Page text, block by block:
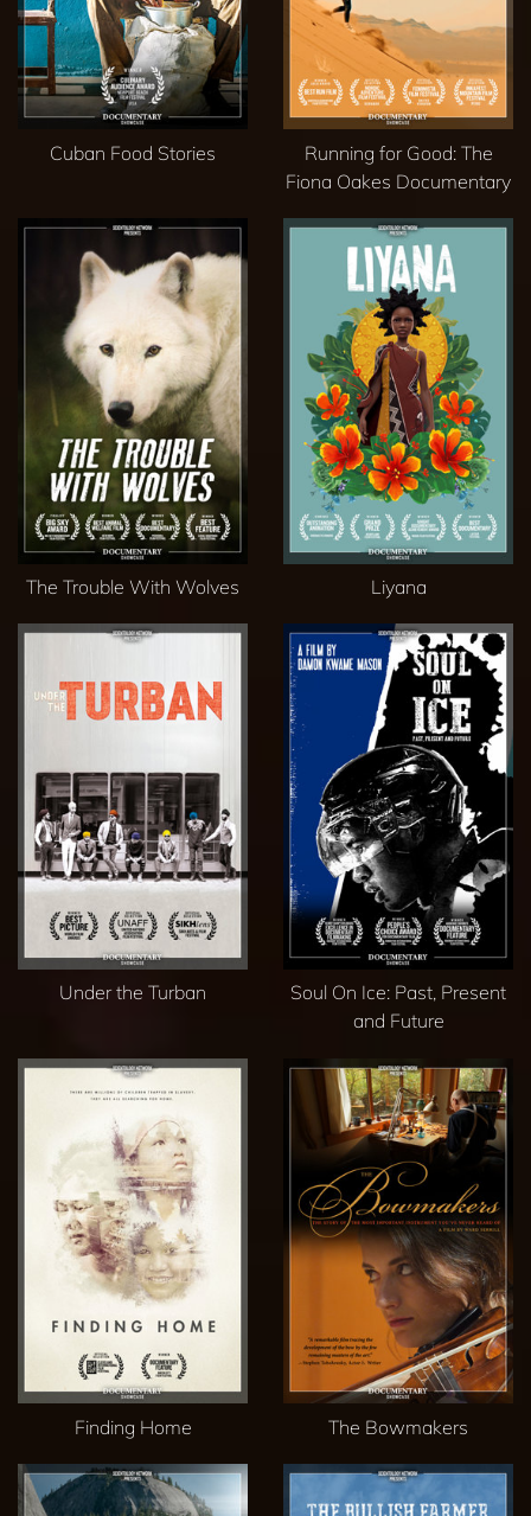
Cuban Food Stories
Running for Good: The
Fiona Oakes Documentary
The Trouble With Wolves Liyana
Under the Turban
Soul On Ice: Past, Present
and Future
Finding Home The Bowmakers